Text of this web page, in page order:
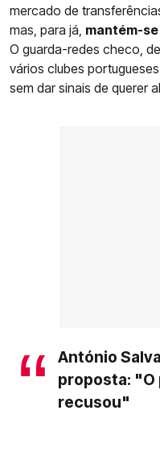
mercado de
mas, para já, mantém-
O guarda-redes checo,
vários clubes
sem dar sinais de querer
António
proposta:
recusou"